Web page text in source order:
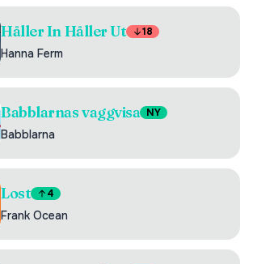
Håller In Håller Ut 18
Hanna Ferm
Babblarnas vaggvisa NY
Babblarna
Lost 4
Frank Ocean